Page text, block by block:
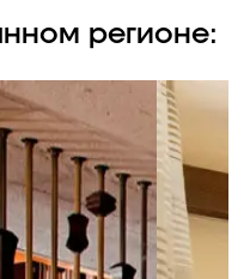
регионе: